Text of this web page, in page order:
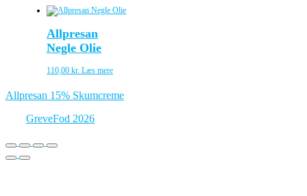
Allpresan
Negle Olie
110,00 kr. Læs mere
Indlægsnavigation
Allpresan 15% Skumcreme
GreveFod 2026